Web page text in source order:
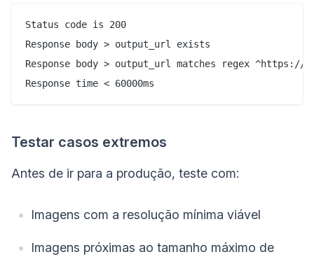
Status code is 200
Response body > output_url exists
Response body > output_url matches regex ^https://
Testar casos extremos
Antes de ir para a produção, teste com:
Imagens com a resolução mínima viável
Imagens próximas ao tamanho máximo de